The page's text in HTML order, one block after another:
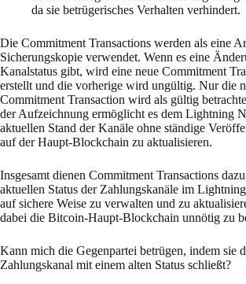
da sie betrügerisches Verhalten verhindert.
Die Commitment Transactions werden als eine
Sicherungskopie verwendet. Wenn es eine
Kanalstatus gibt, wird eine neue Commitment
erstellt und die vorherige wird ungültig. Nur die
Commitment Transaction wird als gültig
der Aufzeichnung ermöglicht es dem Lightning
aktuellen Stand der Kanäle ohne ständige
auf der Haupt-Blockchain zu aktualisieren.
Insgesamt dienen Commitment Transactions
aktuellen Status der Zahlungskanäle im
auf sichere Weise zu verwalten und zu
dabei die Bitcoin-Haupt-Blockchain unnötig zu
Kann mich die Gegenpartei betrügen, indem sie
Zahlungskanal mit einem alten Status schließt?